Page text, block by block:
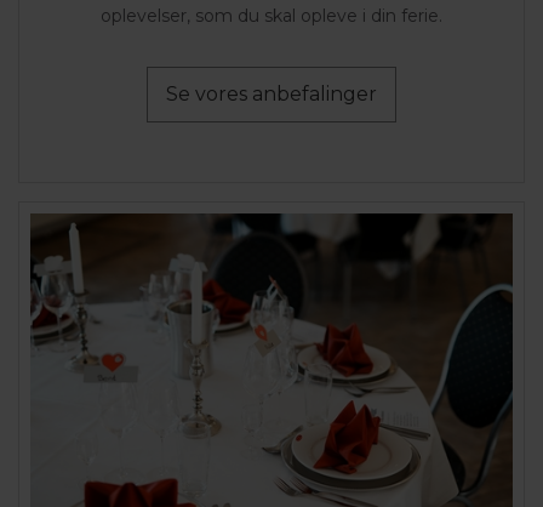
oplevelser, som du skal opleve i din ferie.
Se vores anbefalinger